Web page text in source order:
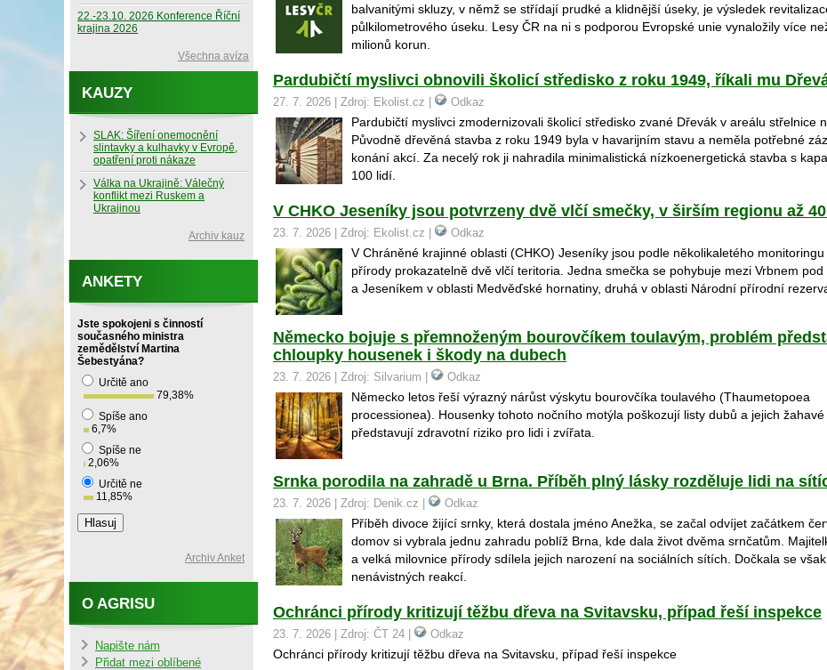
balvanitými skluzy, v němž se střídají prudké a klidnější úseky, je výsledek
půlkilometrového úseku. Lesy ČR na ni s podporou Evropské unie vynaložily více
milionů korun.
Pardubičtí myslivci obnovili školicí středisko z roku 1949, říkali mu
27. 7. 2026 | Zdroj: Ekolist.cz | Odkaz
Pardubičtí myslivci zmodernizovali školicí středisko zvané Dřevák v areálu střelnice
Původně dřevěná stavba z roku 1949 byla v havarijním stavu a neměla potřebné
konání akcí. Za necelý rok ji nahradila minimalistická nízkoenergetická stavba s
100 lidí.
V CHKO Jeseníky jsou potvrzeny dvě vlčí smečky, v širším regionu až
23. 7. 2026 | Zdroj: Ekolist.cz | Odkaz
V Chráněné krajinné oblasti (CHKO) Jeseníky jsou podle několikaletého
přírody prokazatelně dvě vlčí teritoria. Jedna smečka se pohybuje mezi Vrbnem pod
a Jeseníkem v oblasti Medvěďské hornatiny, druhá v oblasti Národní přírodní
Německo bojuje s přemnoženým bourovčíkem toulavým, problém
chloupky housenek i škody na dubech
23. 7. 2026 | Zdroj: Silvarium | Odkaz
Německo letos řeší výrazný nárůst výskytu bourovčíka toulavého (Thaumetopoea
processionea). Housenky tohoto nočního motýla poškozují listy dubů a jejich
představují zdravotní riziko pro lidi i zvířata.
Srnka porodila na zahradě u Brna. Příběh plný lásky rozděluje lidi na
23. 7. 2026 | Zdroj: Denik.cz | Odkaz
Příběh divoce žijící srnky, která dostala jméno Anežka, se začal odvíjet začátkem
domov si vybrala jednu zahradu poblíž Brna, kde dala život dvěma srnčatům.
a velká milovnice přírody sdílela jejich narození na sociálních sítích. Dočkala se
nenávistných reakcí.
Ochránci přírody kritizují těžbu dřeva na Svitavsku, případ řeší inspekce
23. 7. 2026 | Zdroj: ČT 24 | Odkaz
Ochránci přírody kritizují těžbu dřeva na Svitavsku, případ řeší inspekce
22.-23.10. 2026 Konference Říční
krajina 2026
Všechna avíza
KAUZY
SLAK: Šíření onemocnění
slintavky a kulhavky v Evropě,
opatření proti nákaze
Válka na Ukrajině: Válečný
konflikt mezi Ruskem a
Ukrajinou
Archiv kauz
ANKETY
Jste spokojeni s činností
současného ministra
zemědělství Martina
Šebestyána?
Určitě ano
79,38%
Spíše ano
6,7%
Spíše ne
2,06%
Určitě ne
11,85%
Archiv Anket
O AGRISU
Napište nám
Přidat mezi oblíbené